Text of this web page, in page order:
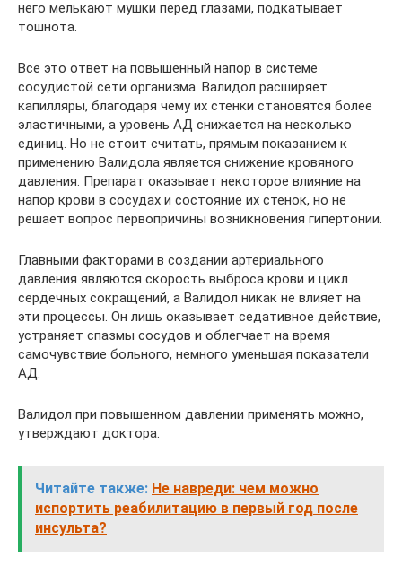
него мелькают мушки перед глазами, подкатывает
тошнота.
Все это ответ на повышенный напор в системе
сосудистой сети организма. Валидол расширяет
капилляры, благодаря чему их стенки становятся более
эластичными, а уровень АД снижается на несколько
единиц. Но не стоит считать, прямым показанием к
применению Валидола является снижение кровяного
давления. Препарат оказывает некоторое влияние на
напор крови в сосудах и состояние их стенок, но не
решает вопрос первопричины возникновения гипертонии.
Главными факторами в создании артериального
давления являются скорость выброса крови и цикл
сердечных сокращений, а Валидол никак не влияет на
эти процессы. Он лишь оказывает седативное действие,
устраняет спазмы сосудов и облегчает на время
самочувствие больного, немного уменьшая показатели
АД.
Валидол при повышенном давлении применять можно,
утверждают доктора.
Читайте также: Не навреди: чем можно
испортить реабилитацию в первый год после
инсульта?